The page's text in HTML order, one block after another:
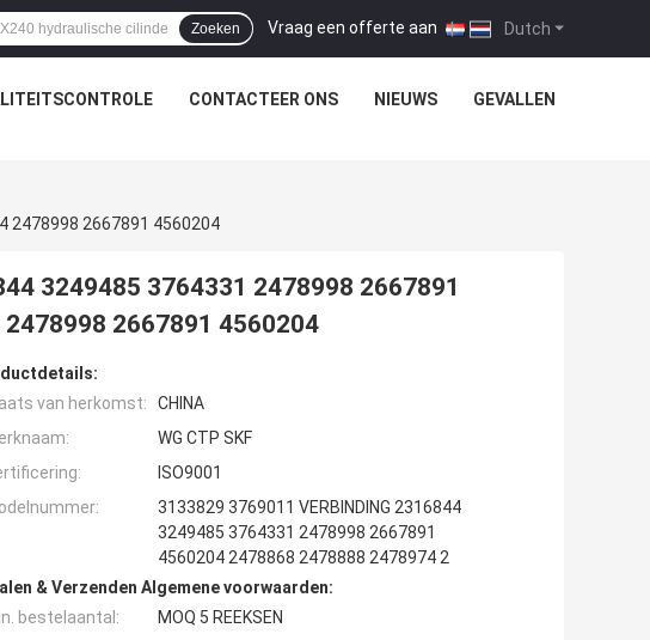
Dutch
Vraag een offerte aan |
Zoeken
CONTACTEER ONS NIEUWS GEVALLEN
2478998 2667891 4560204
3249485 3764331 2478998 2667891
2667891 4560204
van herkomst:
CHINA
WG CTP SKF
ISO9001
3133829 3769011 VERBINDING 2316844
3249485 3764331 2478998 2667891
4560204 2478868 2478888 2478974 2
& Verzenden Algemene voorwaarden:
bestelaantal:
MOQ 5 REEKSEN